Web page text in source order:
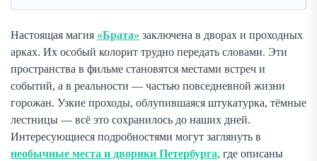
Настоящая магия «Брата» заключена в дворах и проходных
арках. Их особый колорит трудно передать словами. Эти
пространства в фильме становятся местами встреч и
событий, а в реальности — частью повседневной жизни
горожан. Узкие проходы, облупившаяся штукатурка, тёмные
лестницы — всё это сохранилось до наших дней.
Интересующиеся подробностями могут заглянуть в
необычные места и дворики Петербурга, где описаны